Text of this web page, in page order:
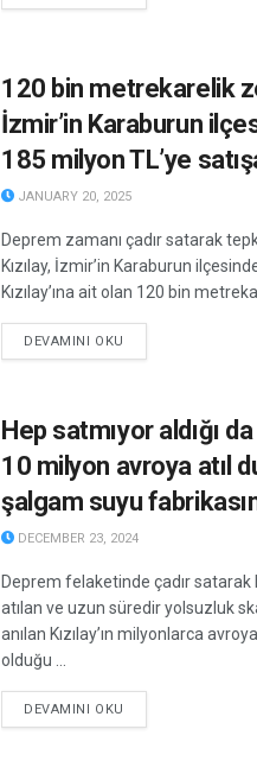
120 bin metrekarelik
İzmir’in Karaburun
185 milyon TL’ye
JANUARY 20, 2025
Deprem zamanı çadır satarak
Kızılay, İzmir’in Karaburun
Kızılay’ına ait olan 120 bin
DEVAMINI OKU
Hep satmıyor aldığı
10 milyon avroya atıl
şalgam suyu
DECEMBER 23, 2024
Deprem felaketinde çadır
atılan ve uzun süredir yolsuzluk
anılan Kızılay’ın milyonlarca
olduğu ...
DEVAMINI OKU